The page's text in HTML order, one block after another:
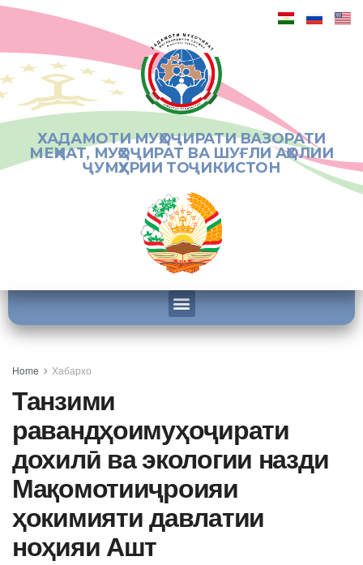
ХАДАМОТИ МУҲОҶИРАТИ ВАЗОРАТИ
МЕҲНАТ, МУҲОҶИРАТ ВА ШУҒЛИ АҲОЛИИ
ҶУМҲУРИИ ТОҶИКИСТОН
Home Хабархо
Танзими
равандҳоимуҳоҷирати
дохилӣ ва экологии назди
Мақомотииҷроияи
ҳокимияти давлатии
ноҳияи Ашт